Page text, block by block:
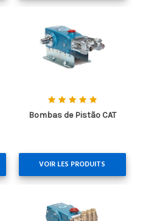
Bombas de Pistão CAT
VOIR LES PRODUITS